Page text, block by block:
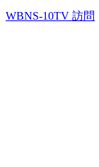
WBNS-10TV 訪問